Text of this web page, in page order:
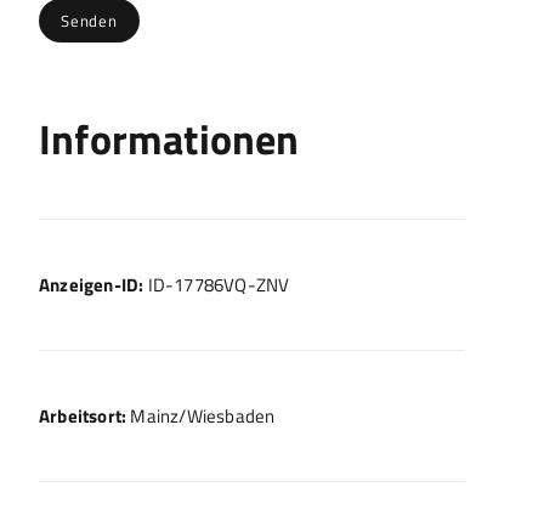
Informationen
Anzeigen-ID: ID-17786VQ-ZNV
Arbeitsort: Mainz/Wiesbaden